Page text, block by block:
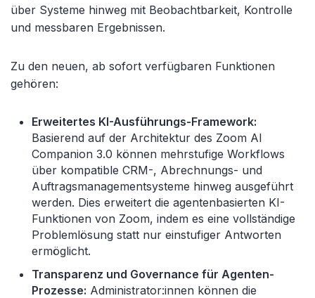
über Systeme hinweg mit Beobachtbarkeit, Kontrolle
und messbaren Ergebnissen.
Zu den neuen, ab sofort verfügbaren Funktionen
gehören:
Erweitertes KI-Ausführungs-Framework:
Basierend auf der Architektur des Zoom AI
Companion 3.0 können mehrstufige Workflows
über kompatible CRM-, Abrechnungs- und
Auftragsmanagementsysteme hinweg ausgeführt
werden. Dies erweitert die agentenbasierten KI-
Funktionen von Zoom, indem es eine vollständige
Problemlösung statt nur einstufiger Antworten
ermöglicht.
Transparenz und Governance für Agenten-
Prozesse: Administrator:innen können die